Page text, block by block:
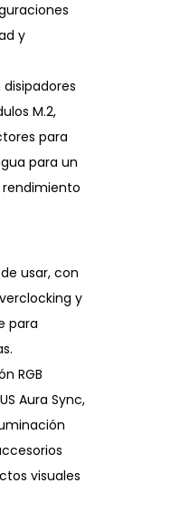
y
M.2,
para
para un
de usar, con
y
para
RGB
Aura Sync,
visuales